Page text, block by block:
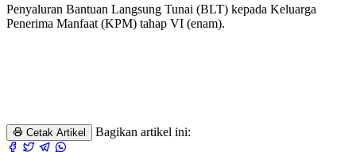
Penyaluran Bantuan Langsung Tunai (BLT) kepada Keluarga
Penerima Manfaat (KPM) tahap VI (enam).
Cetak Artikel Bagikan artikel ini: